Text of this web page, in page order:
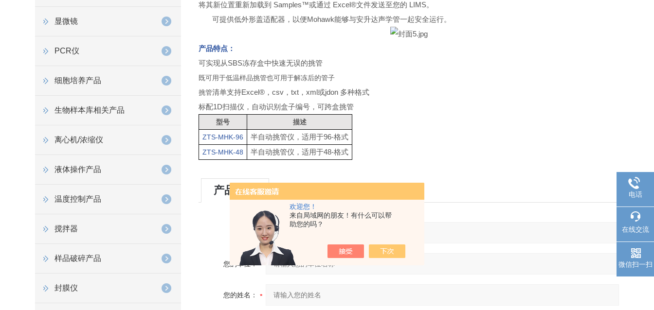
欢迎您！
来自局域网的朋友！有什么可以帮
助您的吗？
显微镜
PCR仪
细胞培养产品
生物样本库相关产品
离心机/浓缩仪
液体操作产品
温度控制产品
搅拌器
样品破碎产品
封膜仪
将其新位置重新加载到 Samples™或通过 Excel®文件发送至您的 LIMS。
可提供低外形盖适配器，以便Mohawk能够与安升达声学管一起安全运行。
产品特点：
可实现从SBS冻存盒中快速无误的挑管
既可用于低温样品挑管也可用于解冻后的管子
挑管清单支持Excel®，csv，txt，xml或jdon 多种格式
标配1D扫描仪，自动识别盒子编号，可跨盒挑管
型号
描述
ZTS-MHK-96
半自动挑管仪，适用于96-格式
ZTS-MHK-48 半自动挑管仪，适用于48-格式
产品咨询
产品：
您的单位：
您的姓名：
电话
在线交流
微信扫一扫